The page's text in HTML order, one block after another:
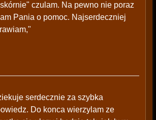
czulam. Na pewno nie poraz
Pania o pomoc. Najserdeczniej
serdecznie za szybka
Do konca wierzylam ze